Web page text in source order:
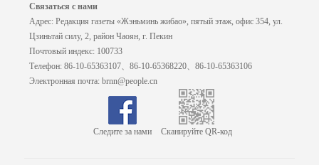
Связаться с нами
Адрес: Редакция газеты «Жэньминь жибао», пятый этаж, офис 354, ул.
Цзиньтай силу, 2, район Чаоян, г. Пекин
Почтовый индекс: 100733
Телефон: 86-10-65363107、86-10-65368220、86-10-65363106
Электронная почта: brnn@people.cn
Следите за нами Сканируйте QR-код